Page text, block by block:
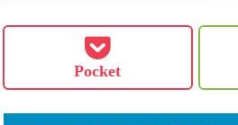
Pocket